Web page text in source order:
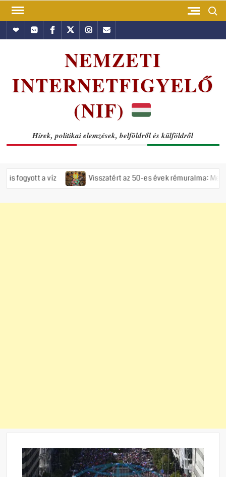
Skip
contentHundubVkontakte
Facebook
TwitterInstagram
Email
NEMZETI
INTERNETFIGYELŐ
(NIF)
Hírek, politikai elemzések, belföldről és külföldről
Visszatért az 50-es évek rémuralma: Megszavazta az